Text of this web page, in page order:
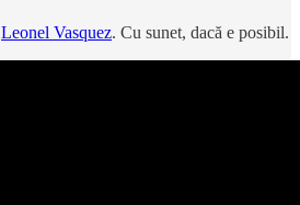
Leonel Vasquez. Cu sunet, dacă e posibil.